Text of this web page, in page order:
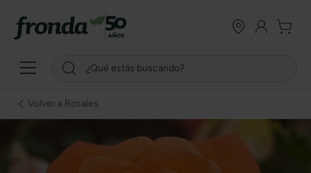
Volver a Rosales